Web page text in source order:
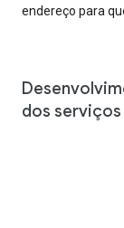
endereço para
dos